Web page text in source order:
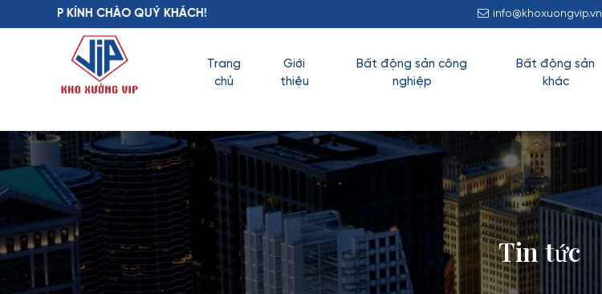
KHÁCH! info@khoxuongvip.vn
Trang
chủ
Giới
thiệu
Bất động sản công
nghiệp
Bất động sản
khác
Tin tức